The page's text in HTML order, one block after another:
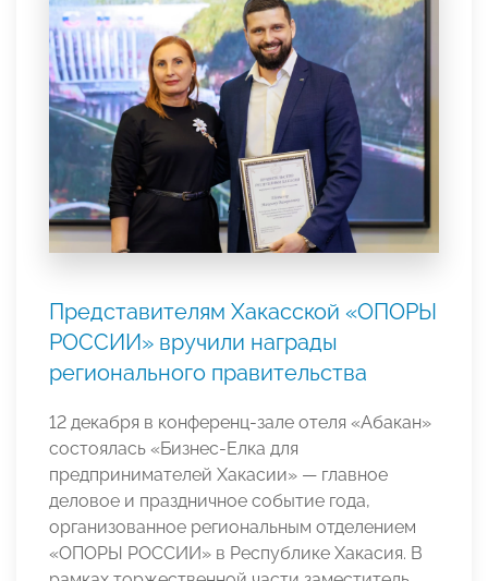
Представителям Хакасской «ОПОРЫ
РОССИИ» вручили награды
регионального правительства
12 декабря в конференц-зале отеля «Абакан»
состоялась «Бизнес-Елка для
предпринимателей Хакасии» — главное
деловое и праздничное событие года,
организованное региональным отделением
«ОПОРЫ РОССИИ» в Республике Хакасия. В